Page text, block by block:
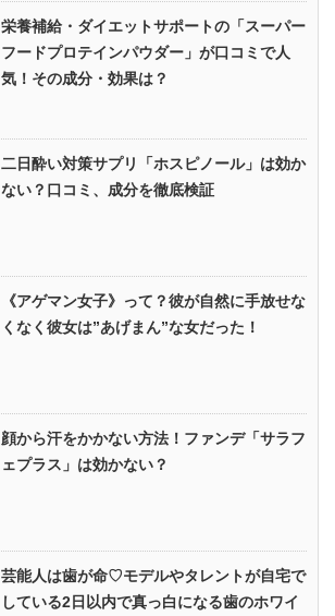
栄養補給・ダイエットサポートの「スーパー
フードプロテインパウダー」が口コミで人
気！その成分・効果は？
二日酔い対策サプリ「ホスピノール」は効か
ない？口コミ、成分を徹底検証
《アゲマン女子》って？彼が自然に手放せな
くなく彼女は”あげまん”な女だった！
顔から汗をかかない方法！ファンデ「サラフ
ェプラス」は効かない？
芸能人は歯が命♡モデルやタレントが自宅で
している2日以内で真っ白になる歯のホワイ